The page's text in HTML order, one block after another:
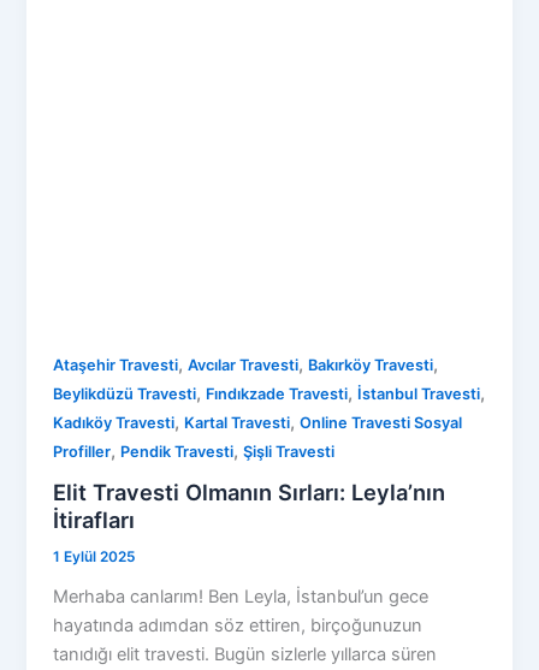
Ataşehir Travesti,Avcılar Travesti, Bakırköy Travesti,
Beylikdüzü Travesti, Fındıkzade Travesti, İstanbul Travesti,
Kadıköy Travesti, Kartal Travesti,Online Travesti Sosyal
Profiller, Pendik Travesti,Şişli Travesti
Elit Travesti Olmanın Sırları: Leyla’nın
İtirafları
1 Eylül 2025
Merhaba canlarım! Ben Leyla, İstanbul’un gece
hayatında adımdan söz ettiren, birçoğunuzun
tanıdığı elit travesti. Bugün sizlerle yıllarca süren